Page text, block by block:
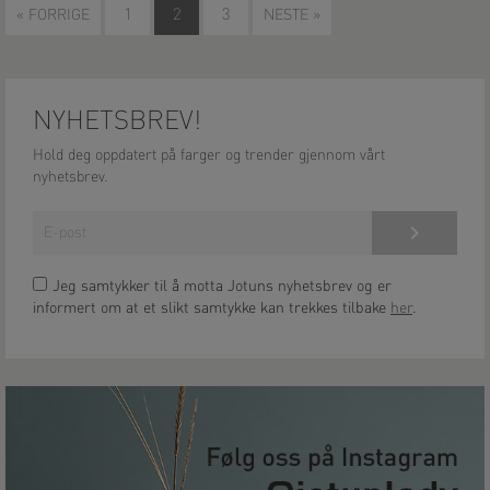
« FORRIGE 1 2 3 NESTE »
NYHETSBREV!
Hold deg oppdatert på farger og trender gjennom vårt
nyhetsbrev.
Jeg samtykker til å motta Jotuns nyhetsbrev og er
informert om at et slikt samtykke kan trekkes tilbake her.